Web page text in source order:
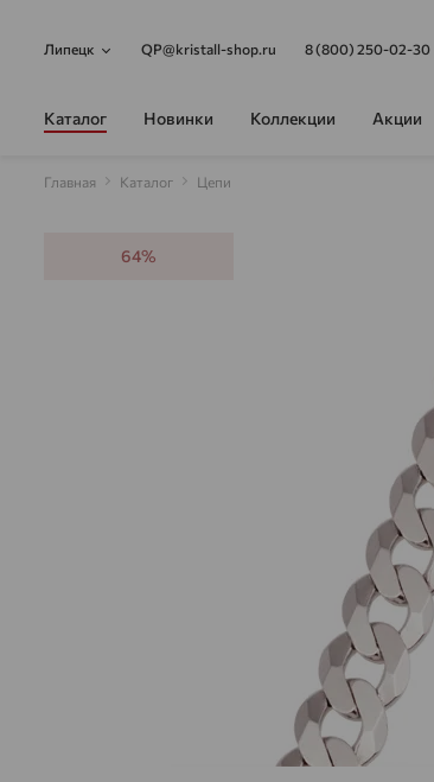
Липецк QP@kristall-shop.ru 8 (800) 250-02-30
Каталог Новинки Коллекции Акции
Главная Каталог Цепи
64%